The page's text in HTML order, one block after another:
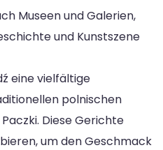
Museen und Galerien,
und Kunstszene
eine vielfältige
polnischen
Diese Gerichte
um den Geschmack